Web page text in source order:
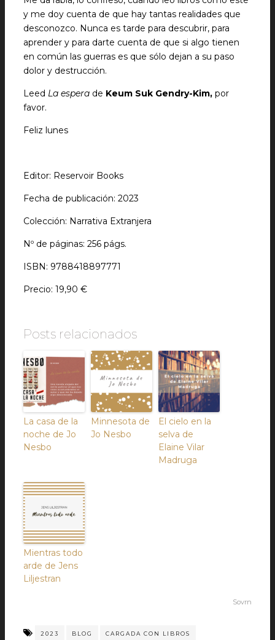
y me doy cuenta de que hay tantas realidades que
desconozco. Nunca es tarde para descubrir, para
aprender y para darte cuenta de que si algo tienen
en común las guerras es que sólo dejan a su paso
dolor y destrucción.
Leed La espera de Keum Suk Gendry-Kim, por
favor.
Feliz lunes
Editor: Reservoir Books
Fecha de publicación: 2023
Colección: Narrativa Extranjera
Nº de páginas: 256 págs.
ISBN: 9788418897771
Precio: 19,90 €
Posts relacionados
La casa de la
noche de Jo
Nesbo
Minnesota de
Jo Nesbo
El cielo en la
selva de
Elaine Vilar
Madruga
Mientras todo
arde de Jens
Liljestran
Sovrn
2023 BLOG CARGADA CON LIBROS